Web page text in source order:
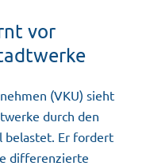
vor
(VKU) sieht
durch den
belastet. Er fordert
differenzierte